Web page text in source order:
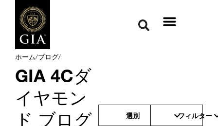
ホーム/ブログ/
GIA 4Cダ
イヤモン
ド ブログ
選別 フィルター